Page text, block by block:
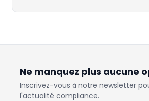
Ne manquez plus aucune
Inscrivez-vous à notre newsletter
l'actualité compliance.